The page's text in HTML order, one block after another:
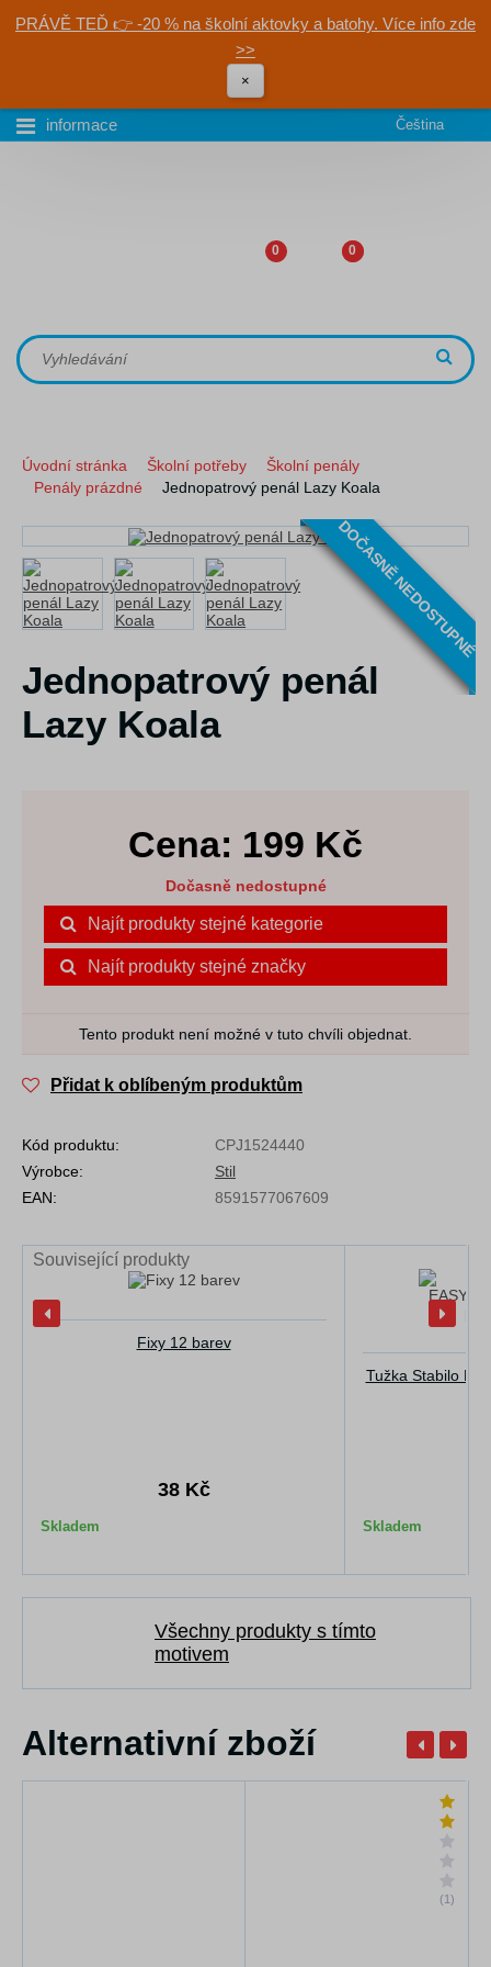
PRÁVĚ TEĎ 👉 -20 % na školní aktovky a batohy. Více info zde
>>
×
informace Čeština
0 0
Úvodní stránka Školní potřeby
Školní penály
Penály prázdné
Jednopatrový penál Lazy Koala
DOČASNĚ NEDOSTUPNÉ
Jednopatrový penál
Lazy Koala
Cena: 199 Kč
Dočasně nedostupné
Najít produkty stejné kategorie
Najít produkty stejné značky
Tento produkt není možné v tuto chvíli objednat.
Přidat k oblíbeným produktům
Kód produktu:
CPJ1524440
Výrobce:
Stil
EAN:
8591577067609
Související produkty
Fixy 12 barev
38 Kč
Skladem
Tužka Stabilo
Skladem
Všechny produkty s tímto
motivem
Alternativní zboží
(1)